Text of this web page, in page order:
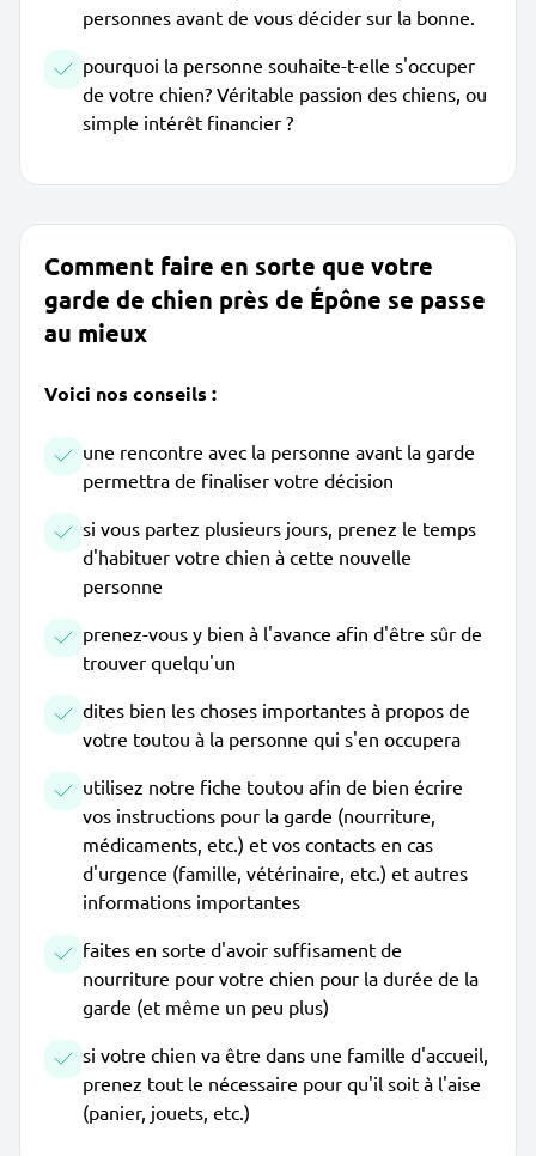
personnes avant de vous décider sur la bonne.
pourquoi la personne souhaite-t-elle s'occuper
de votre chien? Véritable passion des chiens, ou
simple intérêt financier ?
Comment faire en sorte que votre
garde de chien près de Épône se passe
au mieux
Voici nos conseils :
une rencontre avec la personne avant la garde
permettra de finaliser votre décision
si vous partez plusieurs jours, prenez le temps
d'habituer votre chien à cette nouvelle
personne
prenez-vous y bien à l'avance afin d'être sûr de
trouver quelqu'un
dites bien les choses importantes à propos de
votre toutou à la personne qui s'en occupera
utilisez notre fiche toutou afin de bien écrire
vos instructions pour la garde (nourriture,
médicaments, etc.) et vos contacts en cas
d'urgence (famille, vétérinaire, etc.) et autres
informations importantes
faites en sorte d'avoir suffisament de
nourriture pour votre chien pour la durée de la
garde (et même un peu plus)
si votre chien va être dans une famille d'accueil,
prenez tout le nécessaire pour qu'il soit à l'aise
(panier, jouets, etc.)